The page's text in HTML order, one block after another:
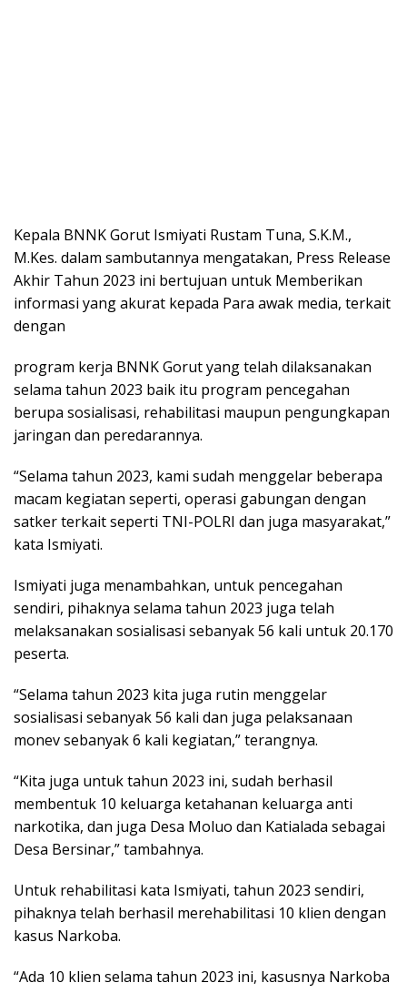
Kepala BNNK Gorut Ismiyati Rustam Tuna, S.K.M.,
M.Kes. dalam sambutannya mengatakan, Press Release
Akhir Tahun 2023 ini bertujuan untuk Memberikan
informasi yang akurat kepada Para awak media, terkait
dengan
program kerja BNNK Gorut yang telah dilaksanakan
selama tahun 2023 baik itu program pencegahan
berupa sosialisasi, rehabilitasi maupun pengungkapan
jaringan dan peredarannya.
“Selama tahun 2023, kami sudah menggelar beberapa
macam kegiatan seperti, operasi gabungan dengan
satker terkait seperti TNI-POLRI dan juga masyarakat,”
kata Ismiyati.
Ismiyati juga menambahkan, untuk pencegahan
sendiri, pihaknya selama tahun 2023 juga telah
melaksanakan sosialisasi sebanyak 56 kali untuk 20.170
peserta.
“Selama tahun 2023 kita juga rutin menggelar
sosialisasi sebanyak 56 kali dan juga pelaksanaan
monev sebanyak 6 kali kegiatan,” terangnya.
“Kita juga untuk tahun 2023 ini, sudah berhasil
membentuk 10 keluarga ketahanan keluarga anti
narkotika, dan juga Desa Moluo dan Katialada sebagai
Desa Bersinar,” tambahnya.
Untuk rehabilitasi kata Ismiyati, tahun 2023 sendiri,
pihaknya telah berhasil merehabilitasi 10 klien dengan
kasus Narkoba.
“Ada 10 klien selama tahun 2023 ini, kasusnya Narkoba